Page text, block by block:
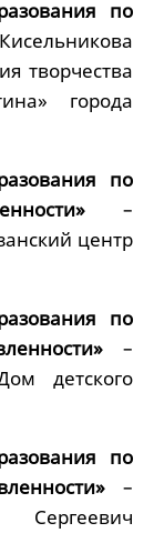
по
творчества
города
по
–
центр
по
–
детского
по
–